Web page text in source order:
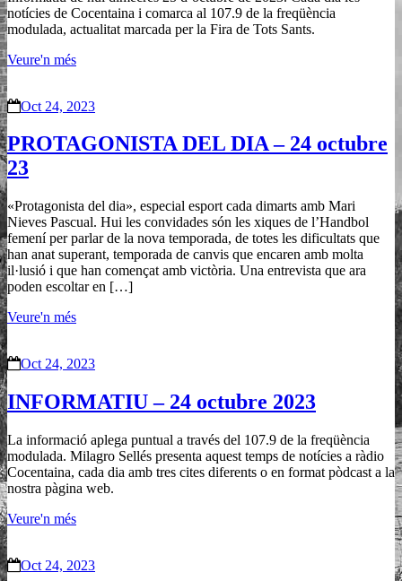
notícies de Cocentaina i comarca al 107.9 de la freqüència
modulada, actualitat marcada per la Fira de Tots Sants.
Veure'n més
Oct 24, 2023
PROTAGONISTA DEL DIA – 24 octubre
23
«Protagonista del dia», especial esport cada dimarts amb Mari
Nieves Pascual. Hui les convidades són les xiques de l’Handbol
femení per parlar de la nova temporada, de totes les dificultats que
han anat superant, temporada de canvis que encaren amb molta
il·lusió i que han començat amb victòria. Una entrevista que ara
poden escoltar en […]
Veure'n més
Oct 24, 2023
INFORMATIU – 24 octubre 2023
La informació aplega puntual a través del 107.9 de la freqüència
modulada. Milagro Sellés presenta aquest temps de notícies a ràdio
Cocentaina, cada dia amb tres cites diferents o en format pòdcast a la
nostra pàgina web.
Veure'n més
Oct 24, 2023